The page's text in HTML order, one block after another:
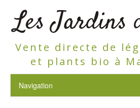
Les Jardins
Vente directe de
et plants bio à